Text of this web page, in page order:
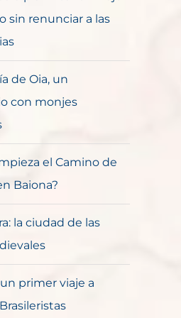
sin renunciar a las
de Oia, un
con monjes
el Camino de
Baiona?
la ciudad de las
primer viaje a